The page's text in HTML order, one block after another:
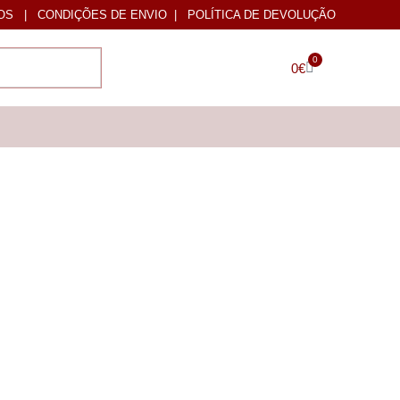
| CONDIÇÕES DE ENVIO | POLÍTICA DE DEVOLUÇÃO
0€
0